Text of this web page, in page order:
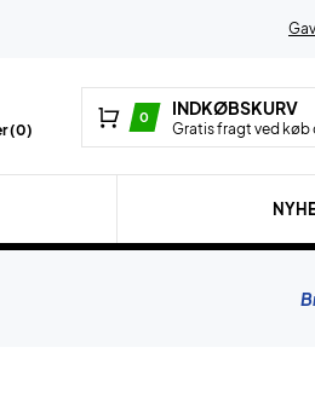
(0)
0 INDKØBSKURV
Gratis fragt ved køb